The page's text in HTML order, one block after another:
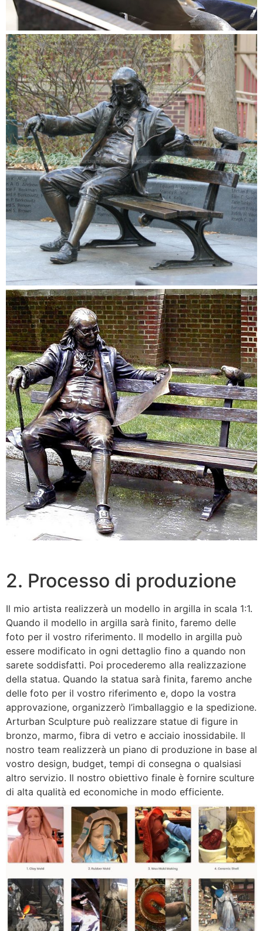
2. Processo di produzione
Il mio artista realizzerà un modello in argilla in scala 1:1.
Quando il modello in argilla sarà finito, faremo delle
foto per il vostro riferimento. Il modello in argilla può
essere modificato in ogni dettaglio fino a quando non
sarete soddisfatti. Poi procederemo alla realizzazione
della statua. Quando la statua sarà finita, faremo anche
delle foto per il vostro riferimento e, dopo la vostra
approvazione, organizzerò l’imballaggio e la spedizione.
Arturban Sculpture può realizzare statue di figure in
bronzo, marmo, fibra di vetro e acciaio inossidabile. Il
nostro team realizzerà un piano di produzione in base al
vostro design, budget, tempi di consegna o qualsiasi
altro servizio. Il nostro obiettivo finale è fornire sculture
di alta qualità ed economiche in modo efficiente.